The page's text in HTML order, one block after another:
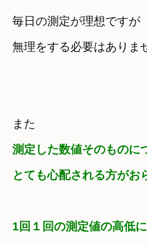
毎日の測定が理想ですが
無理をする必要はありま
測定した数値そのものに
1回１回の測定値の高低に